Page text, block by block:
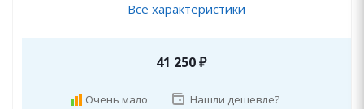
Все характеристики
41 250₽
Очень мало Нашли дешевле?